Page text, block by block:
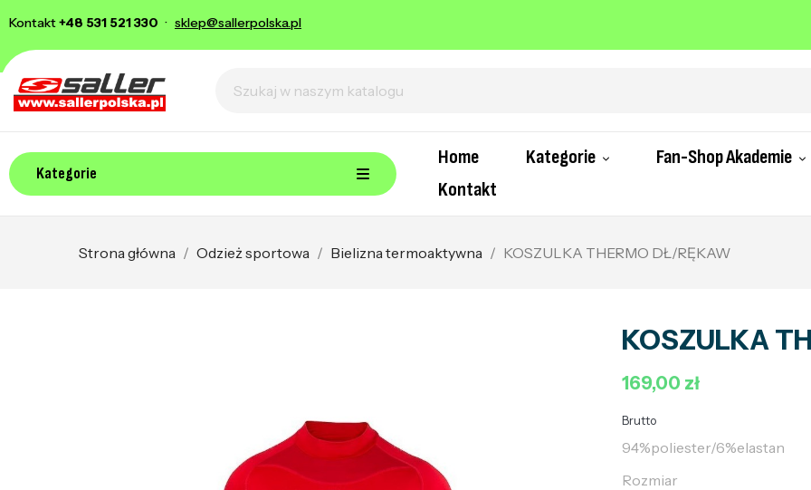
Kontakt+48 531 521 330 · sklep@sallerpolska.pl
Kategorie
Home Kategorie
Fan-Shop Akademie
Kontakt
Strona główna Odzież sportowa Bielizna termoaktywna KOSZULKA THERMO DŁ/RĘKAW
KOSZULKA
169,00 zł
Brutto
94%poliester/6%elastan
Rozmiar